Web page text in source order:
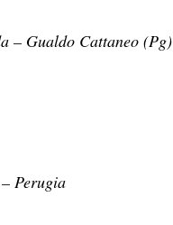
– Gualdo Cattaneo (Pg)
Perugia